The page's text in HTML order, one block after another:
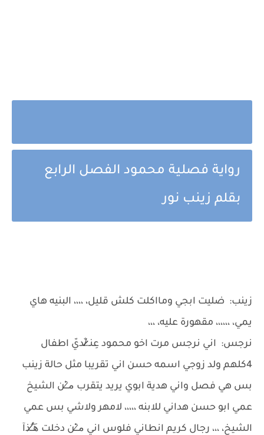
رواية فصلية محمود الفصل الرابع
بقلم زينب نور
زينب: ضليت ابجي ومااكلت كلش قليل، ،،،، البنيه هاي
يمي، ،،،،،، مقهورة عليه، ،،،
نرجس: اني نرجس مرت اخو محمود عِنـ.̷̷̸̷̐ـديّ اطفال
4كلهم ولد زوجي اسمه حسن اني تقريبا مثل حالة زينب
بس هي فصل واني هدية ابوي يريد يتقرب م̷ـــِْن الشيخ
عمي ابو حسن هداني للابنه ،،،،، لامهر ولاشي بس عمي
الشيخ، ،،، رجال كريم انطاني فلوس اني م̷ـــِْن دخلت ه̷̷َـَْـُذآ